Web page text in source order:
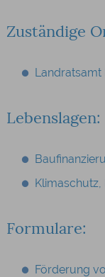
Zuständige
Landratsamt
Lebenslagen:
Klimaschutz,
Formulare:
Förderung